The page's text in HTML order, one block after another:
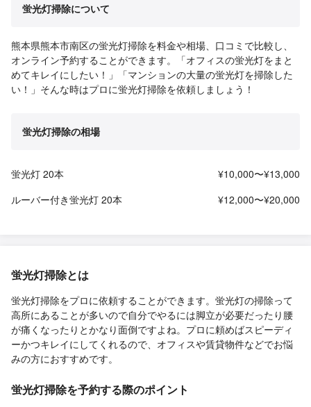
蛍光灯掃除について
熊本県熊本市南区の蛍光灯掃除を料金や相場、口コミで比較し、
オンライン予約することができます。「オフィスの蛍光灯をまと
めてキレイにしたい！」「マンションの大量の蛍光灯を掃除した
い！」そんな時はプロに蛍光灯掃除を依頼しましょう！
蛍光灯掃除の相場
蛍光灯 20本
¥10,000〜¥13,000
ルーバー付き蛍光灯 20本
¥12,000〜¥20,000
蛍光灯掃除とは
蛍光灯掃除をプロに依頼することができます。蛍光灯の掃除って
高所にあることが多いので自分でやるには脚立が必要だったり腰
が痛くなったりとかなり面倒ですよね。プロに頼めばスピーディ
ーかつキレイにしてくれるので、オフィスや賃貸物件などでお悩
みの方におすすめです。
蛍光灯掃除を予約する際のポイント